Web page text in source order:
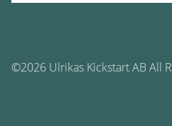
©2026 Ulrikas Kickstart AB All